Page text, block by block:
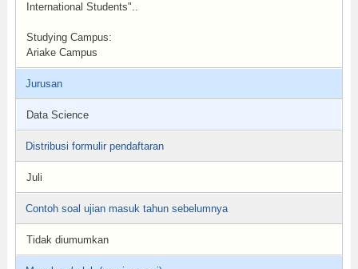
International Students"..
Studying Campus:
Ariake Campus
Jurusan
Data Science
Distribusi formulir pendaftaran
Juli
Contoh soal ujian masuk tahun sebelumnya
Tidak diumumkan